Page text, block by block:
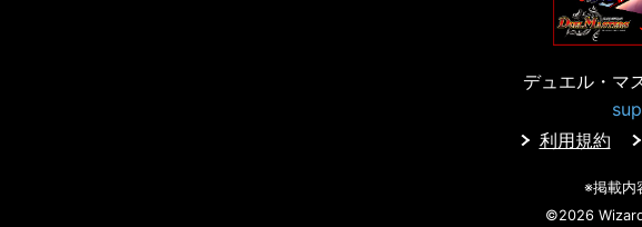
デュエル・マ
利用規約
※掲載内
©2026